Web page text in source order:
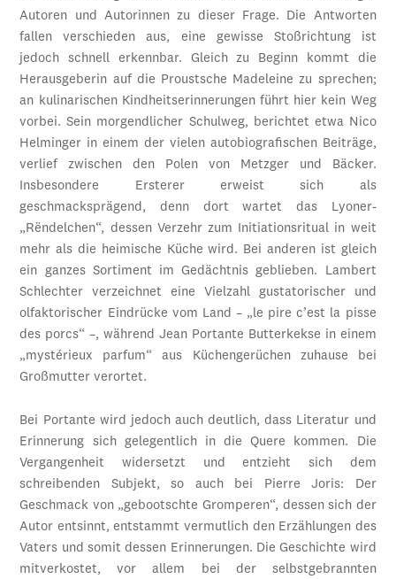
Autoren und Autorinnen zu dieser Frage. Die Antworten
fallen verschieden aus, eine gewisse Stoßrichtung ist
jedoch schnell erkennbar. Gleich zu Beginn kommt die
Herausgeberin auf die Proustsche Madeleine zu sprechen;
an kulinarischen Kindheitserinnerungen führt hier kein Weg
vorbei. Sein morgendlicher Schulweg, berichtet etwa Nico
Helminger in einem der vielen autobiografischen Beiträge,
verlief zwischen den Polen von Metzger und Bäcker.
Insbesondere Ersterer erweist sich als
geschmacksprägend, denn dort wartet das Lyoner-
„Rëndelchen“, dessen Verzehr zum Initiationsritual in weit
mehr als die heimische Küche wird. Bei anderen ist gleich
ein ganzes Sortiment im Gedächtnis geblieben. Lambert
Schlechter verzeichnet eine Vielzahl gustatorischer und
olfaktorischer Eindrücke vom Land – „le pire c’est la pisse
des porcs“ –, während Jean Portante Butterkekse in einem
„mystérieux parfum“ aus Küchengerüchen zuhause bei
Großmutter verortet.
Bei Portante wird jedoch auch deutlich, dass Literatur und
Erinnerung sich gelegentlich in die Quere kommen. Die
Vergangenheit widersetzt und entzieht sich dem
schreibenden Subjekt, so auch bei Pierre Joris: Der
Geschmack von „gebootschte Gromperen“, dessen sich der
Autor entsinnt, entstammt vermutlich den Erzählungen des
Vaters und somit dessen Erinnerungen. Die Geschichte wird
mitverkostet, vor allem bei der selbstgebrannten